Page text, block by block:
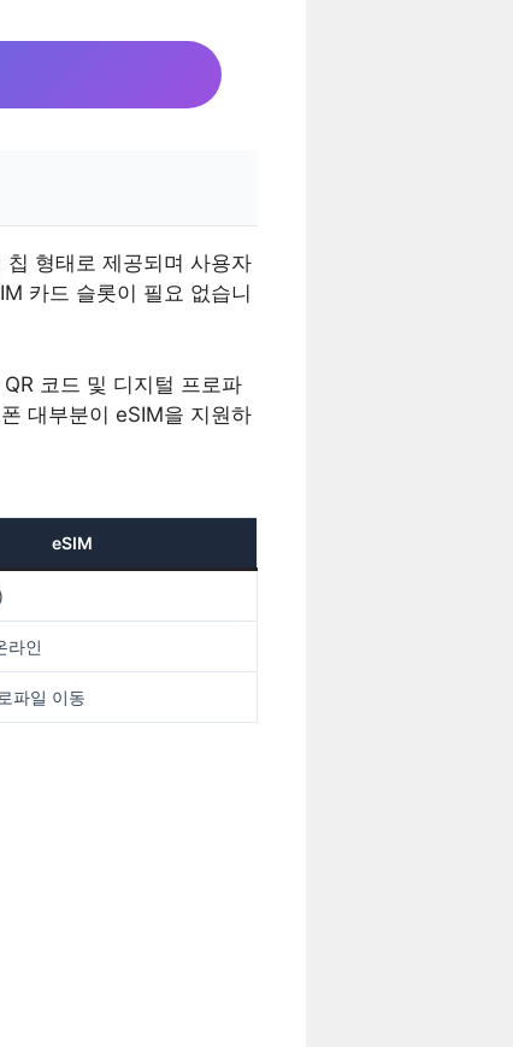
형태로 제공되며 사용자
카드 슬롯이 필요 없습니
코드 및 디지털 프로파
대부분이 eSIM을 지원하
eSIM
라인
파일 이동